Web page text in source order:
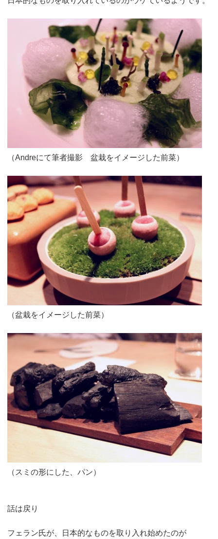
（Andreにて筆者撮影 盆栽をイメージした前菜）
（盆栽をイメージした前菜）
（スミの形にした、パン）
話は戻り
フェラン氏が、日本的なものを取り入れ始めたのが